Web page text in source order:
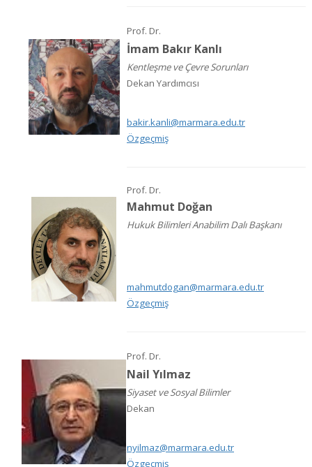
Prof. Dr.
İmam Bakır Kanlı
Kentleşme ve Çevre Sorunları
Dekan Yardımcısı
bakir.kanli@marmara.edu.tr
Özgeçmiş
Prof. Dr.
Mahmut Doğan
Hukuk Bilimleri Anabilim Dalı Başkanı
mahmutdogan@marmara.edu.tr
Özgeçmiş
Prof. Dr.
Nail Yılmaz
Siyaset ve Sosyal Bilimler
Dekan
nyilmaz@marmara.edu.tr
Özgeçmiş